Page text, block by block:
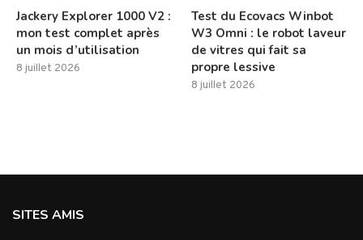
Jackery Explorer 1000 V2 :
mon test complet après
un mois d’utilisation
8 juillet 2026
Test du Ecovacs Winbot
W3 Omni : le robot laveur
de vitres qui fait sa
propre lessive
8 juillet 2026
SITES AMIS